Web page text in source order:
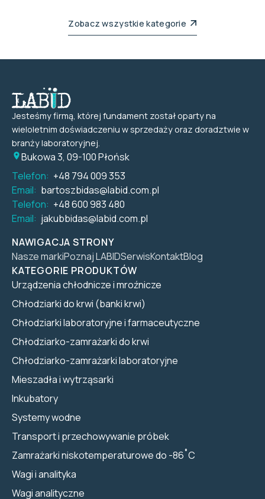
Zobacz wszystkie kategorie
Jesteśmy firmą, której fundament został oparty na
wieloletnim doświadczeniu w sprzedaży oraz doradztwie w
branży laboratoryjnej.
Bukowa 3, 09-100 Płońsk
Telefon: +48 794 009 353
Email: bartoszbidas@labid.com.pl
Telefon: +48 600 983 480
Email: jakubbidas@labid.com.pl
NAWIGACJA STRONY
Nasze markiPoznaj LABIDSerwisKontaktBlog
KATEGORIE PRODUKTÓW
Urządzenia chłodnicze i mroźnicze
Chłodziarki do krwi (banki krwi)
Chłodziarki laboratoryjne i farmaceutyczne
Chłodziarko-zamrażarki do krwi
Chłodziarko-zamrażarki laboratoryjne
Mieszadła i wytrząsarki
Inkubatory
Systemy wodne
Transport i przechowywanie próbek
Zamrażarki niskotemperaturowe do -86˚C
Wagi i analityka
Wagi analityczne